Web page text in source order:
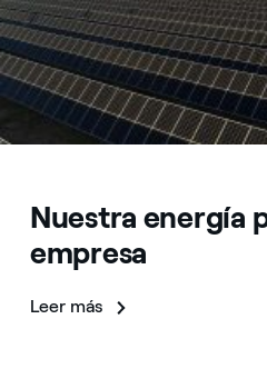
Nuestra energía
empresa
Leer más